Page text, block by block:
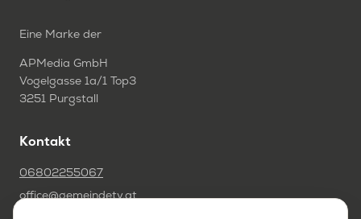
Eine Marke der
APMedia GmbH
Vogelgasse 1a/1 Top3
3251 Purgstall
Kontakt
06802255067
office@gemeindetv.at